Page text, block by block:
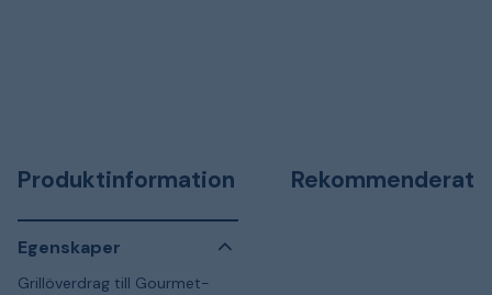
Produktinformation
Egenskaper
Grillöverdrag till Gourmet-
Rekommenderat